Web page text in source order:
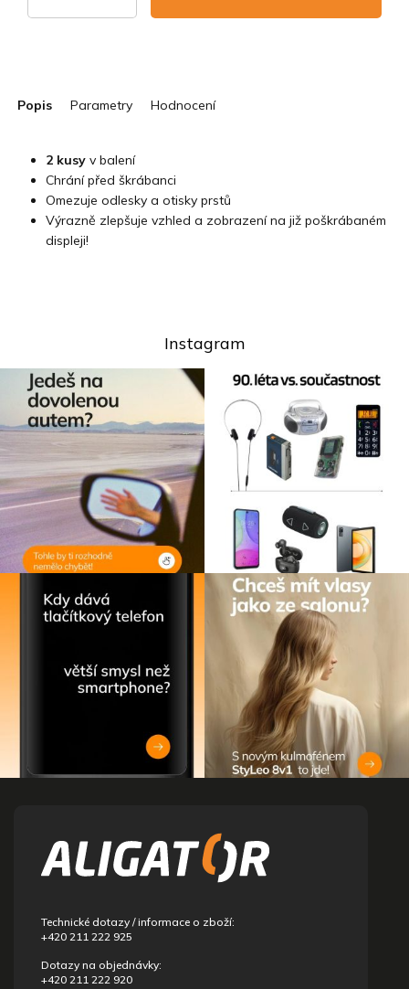
Popis Parametry Hodnocení
2 kusy v balení
Chrání před škrábanci
Omezuje odlesky a otisky prstů
Výrazně zlepšuje vzhled a zobrazení na již poškrábaném
displeji!
Instagram
Technické dotazy / informace o zboží:
+420 211 222 925
Dotazy na objednávky:
+420 211 222 920